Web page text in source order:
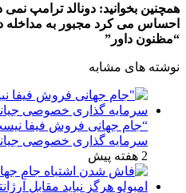
همچنین بخوانید: دونالد ترامپ
احساس می کرد مجبور به مداخله
“مظنون داور”
نوشته های مشابه
“جام جهانی فروش فیفا
سرمایه گذاری خصوصی جیانی
2 هفته پیش